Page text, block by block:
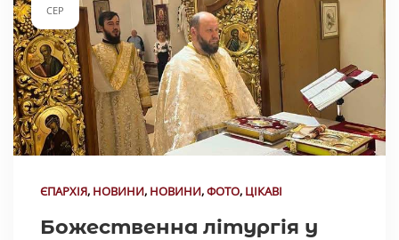
СЕР
ЄПАРХІЯ, НОВИНИ, НОВИНИ,ФОТО, ЦІКАВІ
Божественна літургія у